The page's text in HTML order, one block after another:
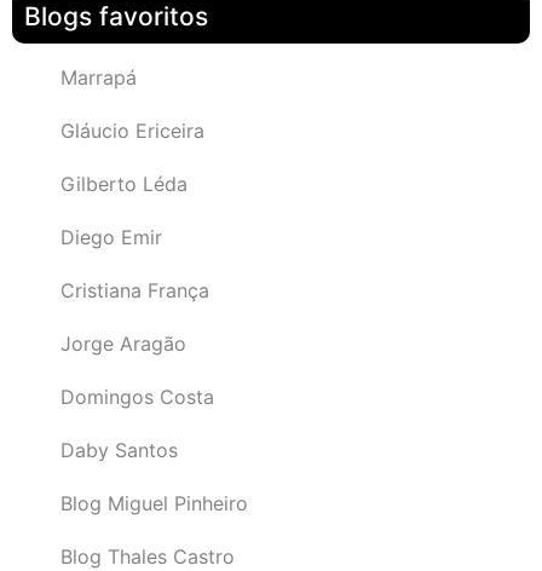
Blogs favoritos
Marrapá
Gláucio Ericeira
Gilberto Léda
Diego Emir
Cristiana França
Jorge Aragão
Domingos Costa
Daby Santos
Blog Miguel Pinheiro
Blog Thales Castro